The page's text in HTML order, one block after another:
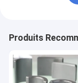
Produits